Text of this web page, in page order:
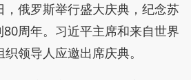
俄罗斯举行盛大庆典，纪念苏
周年。习近平主席和来自世界
领导人应邀出席庆典。